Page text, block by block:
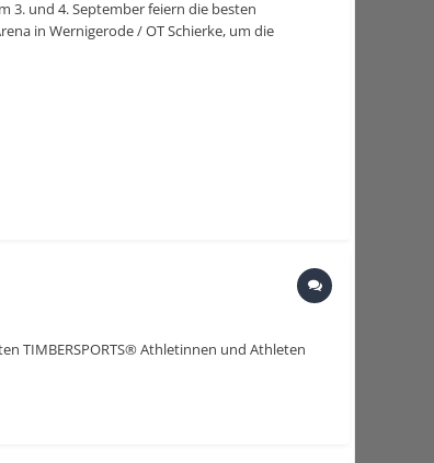
3. und 4. September feiern die besten
in Wernigerode / OT Schierke, um die
TIMBERSPORTS® Athletinnen und Athleten